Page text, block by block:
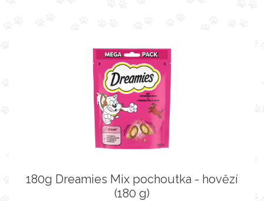
180g Dreamies Mix pochoutka - hovězí
(180 g)